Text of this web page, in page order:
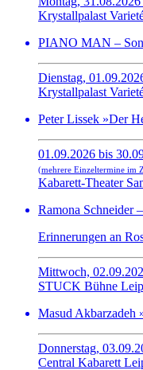
Krystallpalast
PIANO MAN –
Dienstag,
Krystallpalast
Peter Lissek »Der
01.09.2026 bis
(mehrere Einzeltermine im
Kabarett-Theater
Ramona Schneider
Erinnerungen an
Mittwoch,
STUCK Bühne
Masud Akbarzadeh
Donnerstag,
Central Kabarett